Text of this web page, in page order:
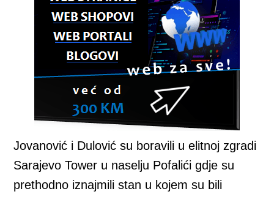
Jovanović i Dulović su boravili u elitnoj zgradi
Sarajevo Tower u naselju Pofalići gdje su
prethodno iznajmili stan u kojem su bili